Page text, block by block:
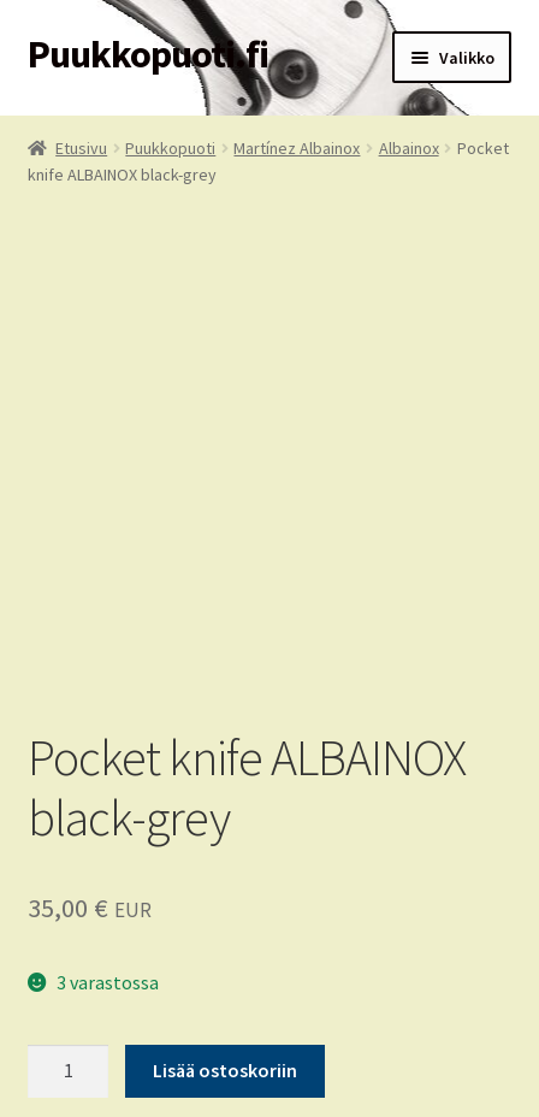
Siirry
navigointiin
Siirry
sisältöön
Puukkopuoti.fi Valikko
Etusivu
Puukkopuoti
KA-BAR
Etusivu Puukkopuoti Martínez Albainox Albainox
Pocket
knife ALBAINOX black-grey
Pocket knife ALBAINOX
black-grey
35,00 € EUR
3 varastossa
Lisää ostoskoriin